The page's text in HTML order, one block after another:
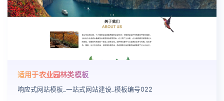
适用于农业园林类模板
响应式网站模板_一站式网站建设_模板编号022